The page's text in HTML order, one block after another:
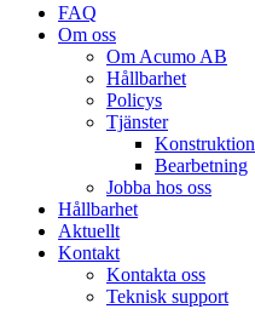
FAQ
Om oss
Om Acumo AB
Hållbarhet
Policys
Tjänster
Konstruktion
Bearbetning
Jobba hos oss
Hållbarhet
Aktuellt
Kontakt
Kontakta oss
Teknisk support